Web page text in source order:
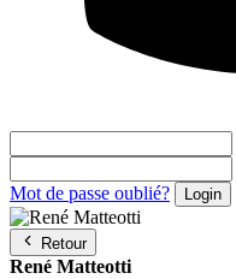
Mot de passe oublié?
Retour
René Matteotti